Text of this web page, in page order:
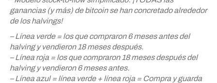
ganancias (y más) de bitcoin se han concretado alrededor
de los halvings!
– Línea verde = los que compraron 6 meses antes del
halving y vendieron 18 meses después.
– Línea roja = los que compraron 18 meses después del
halving y vendieron 6 meses antes.
– Línea azul = línea verde + línea roja = Compra y guarda